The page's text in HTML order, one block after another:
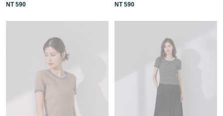
NT 590 NT 590